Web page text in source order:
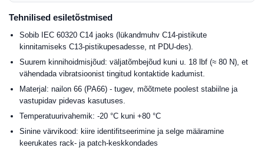
Tehnilised esiletõstmised
Sobib IEC 60320 C14 jaoks (lükandmuhv C14-pistikute
kinnitamiseks C13-pistikupesadesse, nt PDU-des).
Suurem kinnihoidmisjõud: väljatõmbejõud kuni u. 18 lbf (≈ 80 N), et
vähendada vibratsioonist tingitud kontaktide kadumist.
Materjal: nailon 66 (PA66) - tugev, mõõtmete poolest stabiilne ja
vastupidav pidevas kasutuses.
Temperatuurivahemik: -20 °C kuni +80 °C
Sinine värvikood: kiire identifitseerimine ja selge määramine
keerukates rack- ja patch-keskkondades